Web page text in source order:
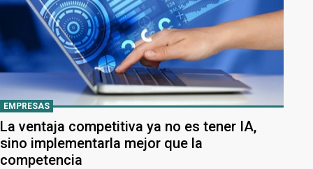
EMPRESAS
La ventaja competitiva ya no es tener IA,
sino implementarla mejor que la
competencia